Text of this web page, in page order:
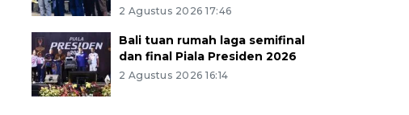
2 Agustus 2026 17:46
Bali tuan rumah laga semifinal
dan final Piala Presiden 2026
2 Agustus 2026 16:14